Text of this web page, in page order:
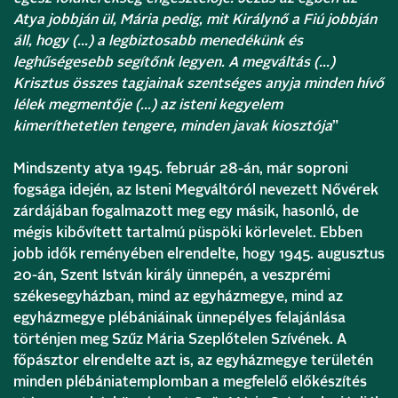
Atya jobbján ül, Mária pedig, mit Királynő a Fiú jobbján
áll, hogy (…) a legbiztosabb menedékünk és
leghűségesebb segítőnk legyen. A megváltás (…)
Krisztus összes tagjainak szentséges anyja minden hívő
lélek megmentője (…) az isteni kegyelem
kimeríthetetlen tengere, minden javak kiosztója”
Mindszenty atya 1945. február 28-án, már soproni
fogsága idején, az Isteni Megváltóról nevezett Nővérek
zárdájában fogalmazott meg egy másik, hasonló, de
mégis kibővített tartalmú püspöki körlevelet. Ebben
jobb idők reményében elrendelte, hogy 1945. augusztus
20-án, Szent István király ünnepén, a veszprémi
székesegyházban, mind az egyházmegye, mind az
egyházmegye plébániáinak ünnepélyes felajánlása
történjen meg Szűz Mária Szeplőtelen Szívének. A
főpásztor elrendelte azt is, az egyházmegye területén
minden plébániatemplomban a megfelelő előkészítés